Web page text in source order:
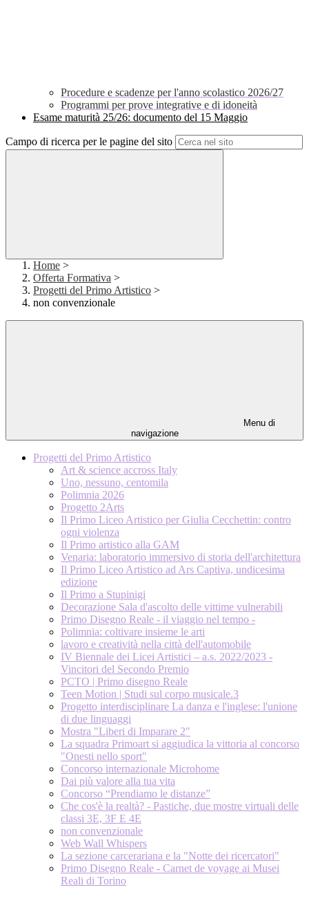
Procedure e scadenze per l'anno scolastico 2026/27
Programmi per prove integrative e di idoneità
Esame maturità 25/26: documento del 15 Maggio
Campo di ricerca per le pagine del sito
Home >
Offerta Formativa >
Progetti del Primo Artistico >
non convenzionale
Menu di
navigazione
Progetti del Primo Artistico
Art & science accross Italy
Uno, nessuno, centomila
Polimnia 2026
Progetto 2Arts
Il Primo Liceo Artistico per Giulia Cecchettin: contro
ogni violenza
Il Primo artistico alla GAM
Venaria: laboratorio immersivo di storia dell'architettura
Il Primo Liceo Artistico ad Ars Captiva, undicesima
edizione
Il Primo a Stupinigi
Decorazione Sala d'ascolto delle vittime vulnerabili
Primo Disegno Reale - il viaggio nel tempo -
Polimnia: coltivare insieme le arti
lavoro e creatività nella città dell'automobile
IV Biennale dei Licei Artistici – a.s. 2022/2023 -
Vincitori del Secondo Premio
PCTO | Primo disegno Reale
Teen Motion | Studi sul corpo musicale.3
Progetto interdisciplinare La danza e l'inglese: l'unione
di due linguaggi
Mostra "Liberi di Imparare 2"
La squadra Primoart si aggiudica la vittoria al concorso
"Onesti nello sport"
Concorso internazionale Microhome
Dai più valore alla tua vita
Concorso “Prendiamo le distanze”
Che cos'è la realtà? - Pastiche, due mostre virtuali delle
classi 3E, 3F E 4E
non convenzionale
Web Wall Whispers
La sezione carcerariana e la "Notte dei ricercatori"
Primo Disegno Reale - Carnet de voyage ai Musei
Reali di Torino